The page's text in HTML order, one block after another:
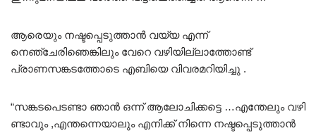
ആരെയും നഷ്ടപ്പെടുത്താൻ വയ്യ എന്ന്
നെഞ്ചേരിഞെങ്കിലും വേറെ വഴിയില്ലാത്തോണ്ട്
പ്രാണസങ്കടത്തോടെ എബിയെ വിവരമറിയിച്ചു .
“സങ്കടപെടണ്ടാ ഞാൻ ഒന്ന് ആലോചിക്കട്ടെ …എന്തേലും വഴി
ണ്ടാവും ,എന്തന്നെയാലും എനിക്ക് നിന്നെ നഷ്ടപ്പെടുത്താൻ